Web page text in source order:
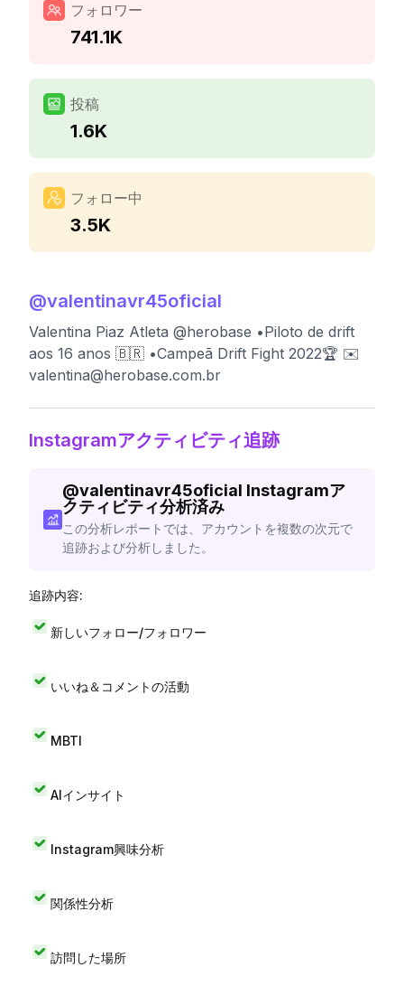
フォロワー
741.1K
投稿
1.6K
フォロー中
3.5K
@valentinavr45oficial
Valentina Piaz Atleta @herobase •Piloto de drift
aos 16 anos 🇧🇷 •Campeã Drift Fight 2022🏆 ✉️
valentina@herobase.com.br
Instagramアクティビティ追跡
@valentinavr45oficial Instagramア
クティビティ分析済み
この分析レポートでは、アカウントを複数の次元で
追跡および分析しました。
追跡内容:
新しいフォロー/フォロワー
いいね＆コメントの活動
MBTI
AIインサイト
Instagram興味分析
関係性分析
訪問した場所